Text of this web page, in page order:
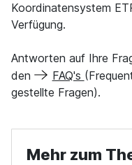
Koordinatensystem
Verfügung.
Antworten auf Ihre
den
FAQ's
gestellte Fragen).
Mehr zum